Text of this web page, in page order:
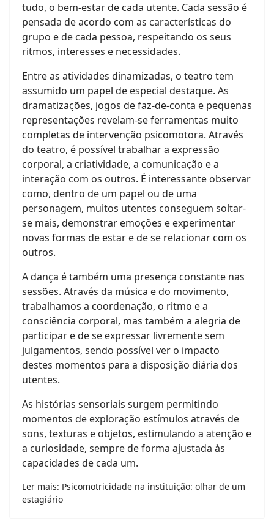
tudo, o bem-estar de cada utente. Cada sessão é
pensada de acordo com as características do
grupo e de cada pessoa, respeitando os seus
ritmos, interesses e necessidades.
Entre as atividades dinamizadas, o teatro tem
assumido um papel de especial destaque. As
dramatizações, jogos de faz-de-conta e pequenas
representações revelam-se ferramentas muito
completas de intervenção psicomotora. Através
do teatro, é possível trabalhar a expressão
corporal, a criatividade, a comunicação e a
interação com os outros. É interessante observar
como, dentro de um papel ou de uma
personagem, muitos utentes conseguem soltar-
se mais, demonstrar emoções e experimentar
novas formas de estar e de se relacionar com os
outros.
A dança é também uma presença constante nas
sessões. Através da música e do movimento,
trabalhamos a coordenação, o ritmo e a
consciência corporal, mas também a alegria de
participar e de se expressar livremente sem
julgamentos, sendo possível ver o impacto
destes momentos para a disposição diária dos
utentes.
As histórias sensoriais surgem permitindo
momentos de exploração estímulos através de
sons, texturas e objetos, estimulando a atenção e
a curiosidade, sempre de forma ajustada às
capacidades de cada um.
Ler mais: Psicomotricidade na instituição: olhar de um
estagiário